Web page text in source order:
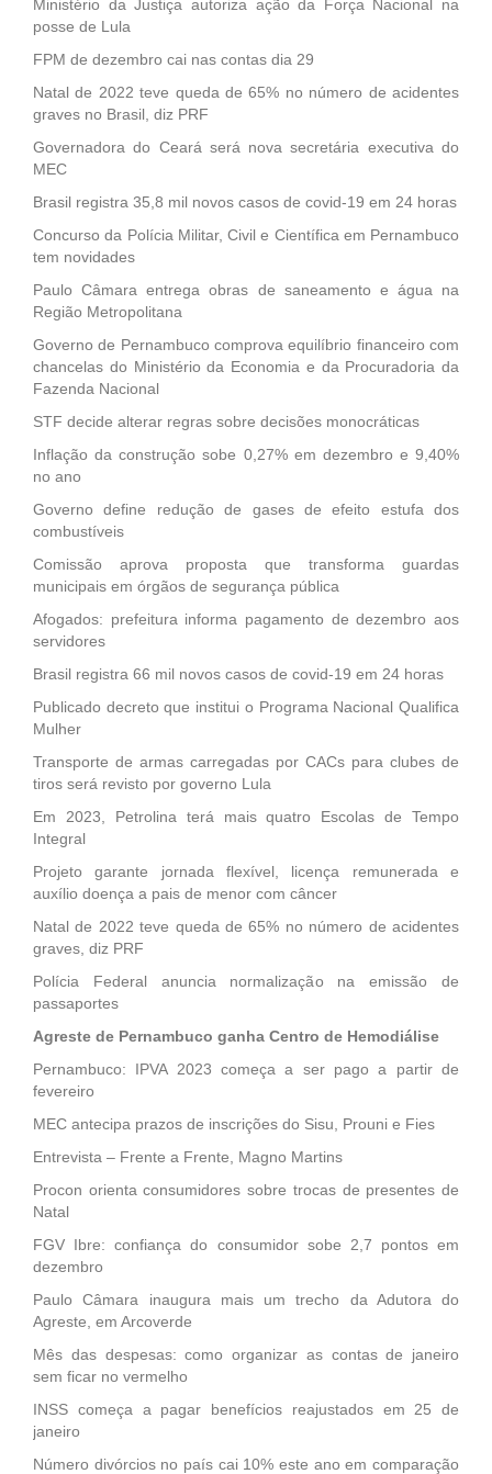
Ministério da Justiça autoriza ação da Força Nacional na
posse de Lula
FPM de dezembro cai nas contas dia 29
Natal de 2022 teve queda de 65% no número de acidentes
graves no Brasil, diz PRF
Governadora do Ceará será nova secretária executiva do
MEC
Brasil registra 35,8 mil novos casos de covid-19 em 24 horas
Concurso da Polícia Militar, Civil e Científica em Pernambuco
tem novidades
Paulo Câmara entrega obras de saneamento e água na
Região Metropolitana
Governo de Pernambuco comprova equilíbrio financeiro com
chancelas do Ministério da Economia e da Procuradoria da
Fazenda Nacional
STF decide alterar regras sobre decisões monocráticas
Inflação da construção sobe 0,27% em dezembro e 9,40%
no ano
Governo define redução de gases de efeito estufa dos
combustíveis
Comissão aprova proposta que transforma guardas
municipais em órgãos de segurança pública
Afogados: prefeitura informa pagamento de dezembro aos
servidores
Brasil registra 66 mil novos casos de covid-19 em 24 horas
Publicado decreto que institui o Programa Nacional Qualifica
Mulher
Transporte de armas carregadas por CACs para clubes de
tiros será revisto por governo Lula
Em 2023, Petrolina terá mais quatro Escolas de Tempo
Integral
Projeto garante jornada flexível, licença remunerada e
auxílio doença a pais de menor com câncer
Natal de 2022 teve queda de 65% no número de acidentes
graves, diz PRF
Polícia Federal anuncia normalização na emissão de
passaportes
Agreste de Pernambuco ganha Centro de Hemodiálise
Pernambuco: IPVA 2023 começa a ser pago a partir de
fevereiro
MEC antecipa prazos de inscrições do Sisu, Prouni e Fies
Entrevista – Frente a Frente, Magno Martins
Procon orienta consumidores sobre trocas de presentes de
Natal
FGV Ibre: confiança do consumidor sobe 2,7 pontos em
dezembro
Paulo Câmara inaugura mais um trecho da Adutora do
Agreste, em Arcoverde
Mês das despesas: como organizar as contas de janeiro
sem ficar no vermelho
INSS começa a pagar benefícios reajustados em 25 de
janeiro
Número divórcios no país cai 10% este ano em comparação